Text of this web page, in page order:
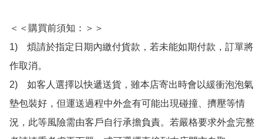
＜＜購買前須知：＞＞
1)　煩請於指定日期內繳付貨款，若未能如期付款，訂單將
作取消。
2)　如客人選擇以快遞送貨，雖本店寄出時會以緩衝泡泡氣
墊包裝好，但運送過程中外盒有可能出現碰撞、擠壓等情
況，此等風險需由客戶自行承擔負責。若嚴格要求外盒完整